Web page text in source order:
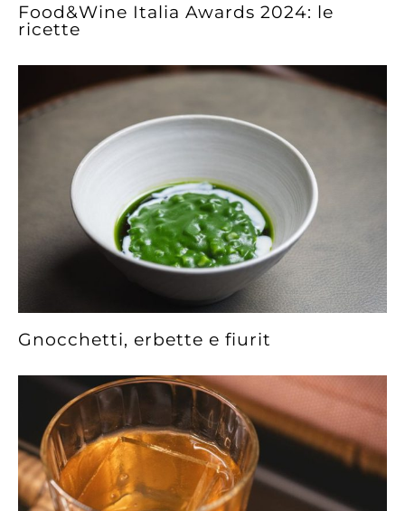
Food&Wine Italia Awards 2024: le
ricette
Gnocchetti, erbette e fiurit